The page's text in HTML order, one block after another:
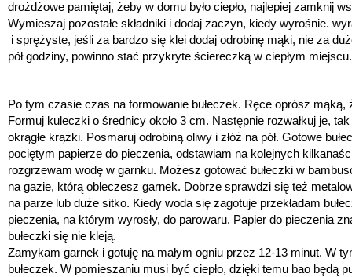
drożdżowe pamiętaj, żeby w domu było ciepło, najlepiej zamknij
Wymieszaj pozostałe składniki i dodaj zaczyn, kiedy wyrośnie.
i sprężyste, jeśli za bardzo się klei dodaj odrobinę mąki, nie za
pół godziny, powinno stać przykryte ściereczką w ciepłym
Po tym czasie czas na formowanie bułeczek. Ręce oprósz mąką,
Formuj kuleczki o średnicy około 3 cm. Następnie rozwałkuj je,
okrągłe krążki. Posmaruj odrobiną oliwy i złóż na pół. Gotowe
pociętym papierze do pieczenia, odstawiam na kolejnych
rozgrzewam wodę w garnku. Możesz gotować bułeczki w
na gazie, którą obleczesz garnek. Dobrze sprawdzi się też
na parze lub duże sitko. Kiedy woda się zagotuje przekładam
pieczenia, na którym wyrosły, do parowaru. Papier do pieczenia
bułeczki się nie kleją.
Zamykam garnek i gotuję na małym ogniu przez 12-13 minut. W
bułeczek. W pomieszaniu musi być ciepło, dzięki temu bao będą